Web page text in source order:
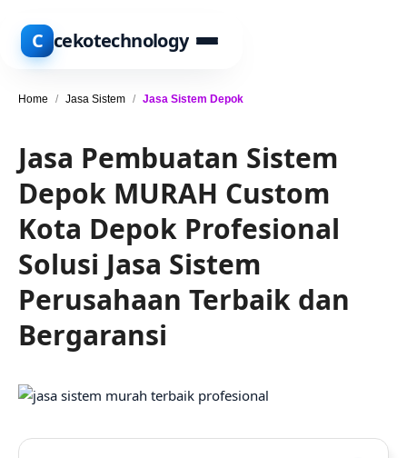
C cekotechnology
Home / Jasa Sistem / Jasa Sistem Depok
Jasa Pembuatan Sistem
Depok MURAH Custom
Kota Depok Profesional
Solusi Jasa Sistem
Perusahaan Terbaik dan
Bergaransi